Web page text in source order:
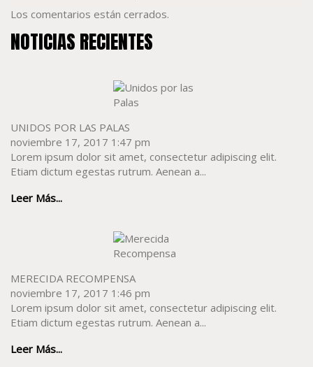
Los comentarios están cerrados.
NOTICIAS RECIENTES
UNIDOS POR LAS PALAS
noviembre 17, 2017 1:47 pm
Lorem ipsum dolor sit amet, consectetur adipiscing elit.
Etiam dictum egestas rutrum. Aenean a...
Leer Más...
MERECIDA RECOMPENSA
noviembre 17, 2017 1:46 pm
Lorem ipsum dolor sit amet, consectetur adipiscing elit.
Etiam dictum egestas rutrum. Aenean a...
Leer Más...